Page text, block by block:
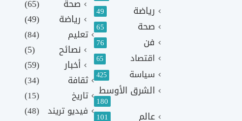
رياضة 49
صحة 65
فن 76
اقتصاد 65
سياسة 425
الشرق الأوسط
180
عالم 101
صحة
(65)
رياضة
(49)
تعليم (84)
نصائح
(5)
أخبار
(59)
ثقافة
(34)
تاريخ
(15)
فيديو تريند (48)